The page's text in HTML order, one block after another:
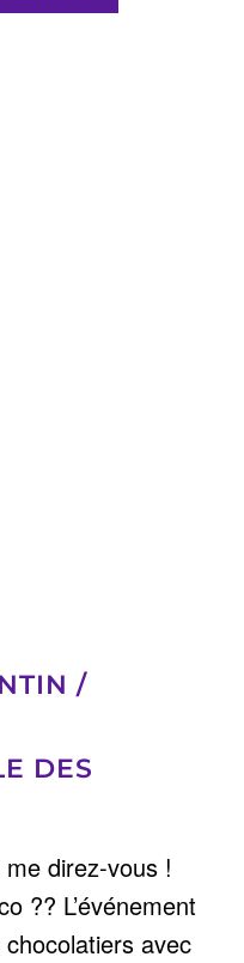
/
DES
direz-vous !
?? L’événement
avec